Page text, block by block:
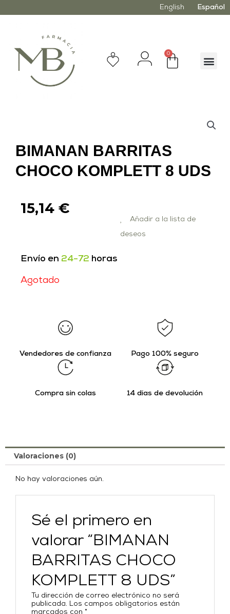
English Español
0
BIMANAN BARRITAS
CHOCO KOMPLETT 8 UDS
15,14 €
Añadir a la lista de
deseos
Envío en 24-72 horas
Agotado
Vendedores de confianza Pago 100% seguro
Compra sin colas 14 días de devolución
Valoraciones (0)
No hay valoraciones aún.
Sé el primero en
valorar “BIMANAN
BARRITAS CHOCO
KOMPLETT 8 UDS”
Tu dirección de correo electrónico no será
publicada. Los campos obligatorios están
marcados con*